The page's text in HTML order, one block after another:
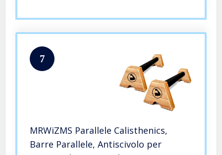
7
MRWiZMS Parallele Calisthenics,
Barre Parallele, Antiscivolo per